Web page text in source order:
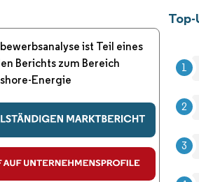
ist Teil eines
Berichts zum Bereich
Energie